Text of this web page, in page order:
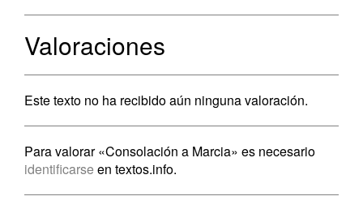
Valoraciones
Este texto no ha recibido aún ninguna valoración.
Para valorar «Consolación a Marcia» es necesario
identificarse en textos.info.